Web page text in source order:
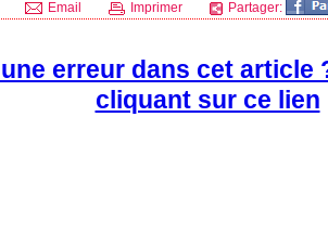
Email Imprimer Partager:
erreur dans cet article
cliquant sur ce lien